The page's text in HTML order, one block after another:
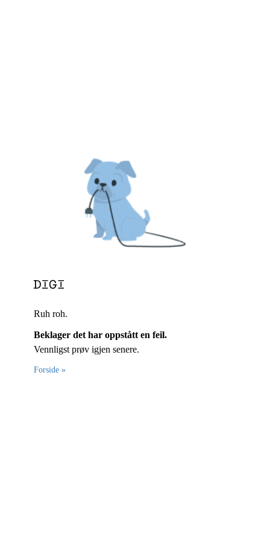
Ruh roh.
Beklager det har oppstått en feil.
Vennligst prøv igjen senere.
Forside »